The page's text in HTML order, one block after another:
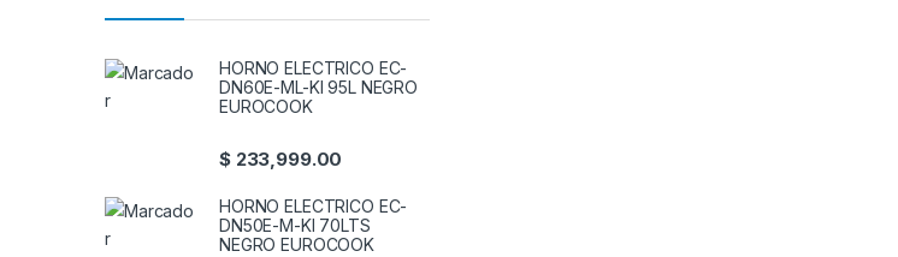
HORNO ELECTRICO EC-
DN60E-ML-KI 95L NEGRO
EUROCOOK
$233,999.00
HORNO ELECTRICO EC-
DN50E-M-KI 70LTS
NEGRO EUROCOOK